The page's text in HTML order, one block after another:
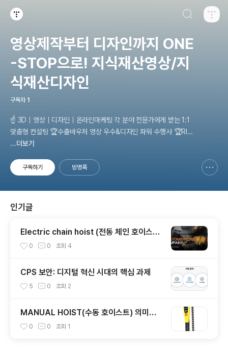
영상제작부터 디자인까지 ONE
-STOP으로! 지식재산영상/지
식재산디자인
구독자 1
☝ 3D｜영상｜디자인｜온라인마케팅 각 분야 전문가에게 받는 1:1
맞춤형 컨설팅 🏆수출바우처 영상 우수&디자인 파워 수행사 🏆RIP
C 3D동영상·브랜드·디자인 수행사 🏆제조·RIPS·관광 바우처 수행사
지 제작까지 모든 영상, 디자인을 단 하나의 회사를 통해 빠르게 제작
니다. 😊
...더보기
구독하기 방명록
인기글
Electric chain hoist (전동 체인 호이스트)
의 특징 및 주의사항
0 0 조회 4
CPS 보안: 디지털 혁신 시대의 핵심 과제
5 0 조회 2
MANUAL HOIST(수동 호이스트) 의미와
종류 소개
0 0 조회 1